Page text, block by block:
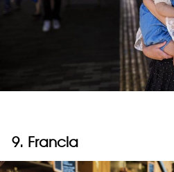
9. Francia